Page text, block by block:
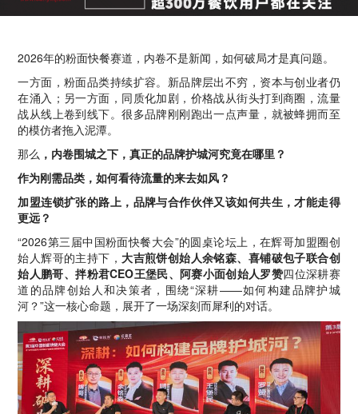
2026年的粉面快餐赛道，内卷不是新闻，如何破局才是真问题。
一方面，粉面品类持续扩容。新品牌层出不穷，资本与创业者仍
在涌入；另一方面，同质化加剧，价格战从街头打到商圈，流量
战从线上卷到线下。很多品牌刚刚跑出一点声量，就被蜂拥而至
的模仿者拖入泥潭。
那么 ，内卷围城之下，真正的品牌护城河究竟在哪里？
作为刚需品类，如何看待流量的来去如风？
加盟连锁扩张的路上，品牌与合作伙伴又该如何共生，才能走得
更远？
“2026第三届中国粉面快餐大会”的圆桌论坛上，在辉哥加盟圈创
始人辉哥的主持下， 大吉煎饼创始人余铭森、喜铺破包子联合创
始人鹏哥、拌粉君CEO王堡民、阿赛小面创始人罗赞四位深耕赛
道的品牌创始人和决策者，围绕“深耕——如何构建品牌护城
河？”这一核心命题，展开了一场深刻而犀利的对话。